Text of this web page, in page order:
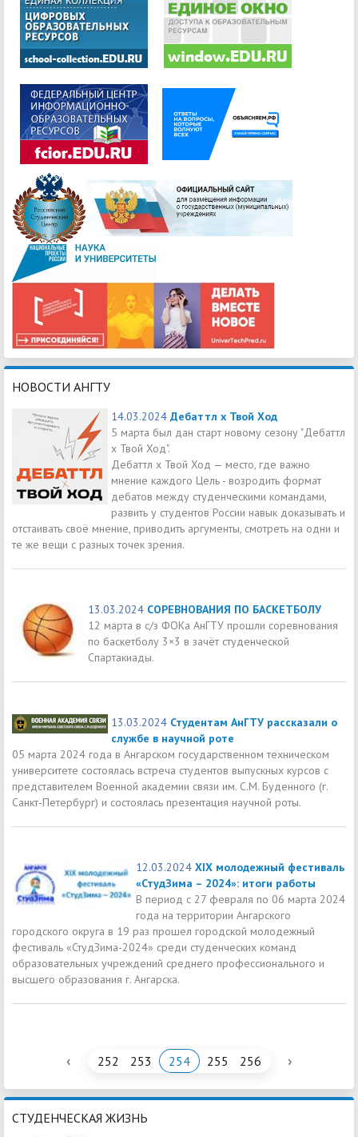
НОВОСТИ АНГТУ
14.03.2024 Дебаттл х Твой Ход
5 марта был дан старт новому сезону "Дебаттл
х Твой Ход".
Дебаттл х Твой Ход — место, где важно
мнение каждого Цель - возродить формат
дебатов между студенческими командами,
развить у студентов России навык доказывать и
отстаивать своё мнение, приводить аргументы, смотреть на одни и
те же вещи с разных точек зрения.
13.03.2024 СОРЕВНОВАНИЯ ПО БАСКЕТБОЛУ
12 марта в с/з ФОКа АнГТУ прошли соревнования
по баскетболу 3×3 в зачёт студенческой
Спартакиады.
13.03.2024 Студентам АнГТУ рассказали о
службе в научной роте
05 марта 2024 года в Ангарском государственном техническом
университете состоялась встреча студентов выпускных курсов с
представителем Военной академии связи им. С.М. Буденного (г.
Санкт-Петербург) и состоялась презентация научной роты.
12.03.2024 XIX молодежный фестиваль
«СтудЗима – 2024»: итоги работы
В период с 27 февраля по 06 марта 2024
года на территории Ангарского
городского округа в 19 раз прошел городской молодежный
фестиваль «СтудЗима-2024» среди студенческих команд
образовательных учреждений среднего профессионального и
высшего образования г. Ангарска.
‹ 252 253 254 255 256 ›
СТУДЕНЧЕСКАЯ ЖИЗНЬ